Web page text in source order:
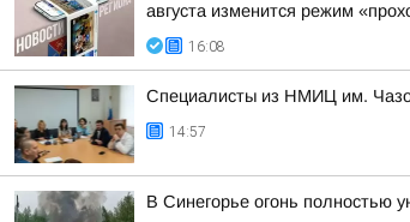
августа изменится режим
16:08
Специалисты из НМИЦ им.
14:57
В Синегорье огонь полностью